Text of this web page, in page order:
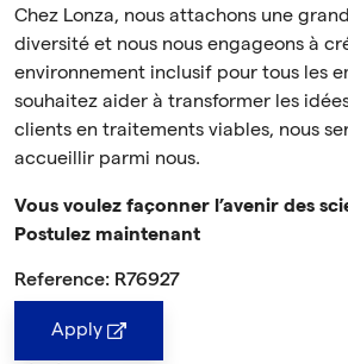
Chez Lonza, nous attachons une
diversité et nous nous engageons à
environnement inclusif pour tous les
souhaitez aider à transformer les
clients en traitements viables, nous
accueillir parmi nous.
Vous voulez façonner l’avenir des
Postulez maintenant
Reference: R76927
Apply